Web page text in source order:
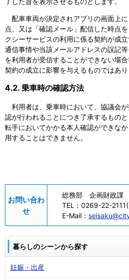
配車車両が決定されアプリの画面上
点、又は「確認メール」配信した時点
クシーサービスの利用に係る契約が成立
通信事情や当該メールアドレスの誤記
を利用者が受信することができない場
契約の成立に影響を与えるものではあり
4.2. 乗車時の確認方法
利用者は、乗車時において、協議会
認が行われることにつき了承するもの
転手においてかかる本人確認ができな
用することはできません。
お問い合わ
せ
総務部 企画財政課
TEL： 0269-22-
E-Mail：
暮らしのシーンから探す
妊娠・出産